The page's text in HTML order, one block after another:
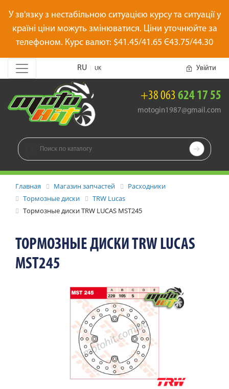
У зв'язку з нестабільною ситуацією курсу та ситуації у
країні ціни можуть змінюватися. Ціни уточнюйте за
телефоном. Курс валют: $41.45/41.65 Є43.75/44.30
RU UK Увійти
+38 063 624 17 55
motogin1987@gmail.com

Главная Магазин запчастей
Расходники
Тормозные диски
TRW Lucas
Тормозные диски TRW LUCAS MST245
ТОРМОЗНЫЕ ДИСКИ TRW LUCAS
MST245